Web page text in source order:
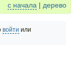
с начала | дерево
войти или